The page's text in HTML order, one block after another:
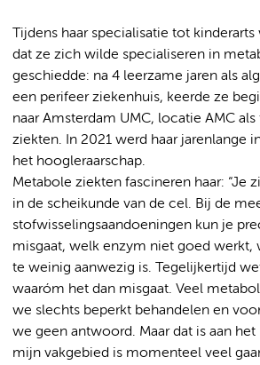
Tijdens haar specialisatie tot
dat ze zich wilde specialiseren in
geschiedde: na 4 leerzame jaren als
een perifeer ziekenhuis, keerde ze
naar Amsterdam UMC, locatie AMC
ziekten. In 2021 werd haar jarenlange
het hoogleraarschap.
Metabole ziekten fascineren haar: “Je
in de scheikunde van de cel. Bij de
stofwisselingsaandoeningen kun je
misgaat, welk enzym niet goed werkt,
te weinig aanwezig is. Tegelijkertijd
waaróm het dan misgaat. Veel
we slechts beperkt behandelen en
we geen antwoord. Maar dat is aan
mijn vakgebied is momenteel veel